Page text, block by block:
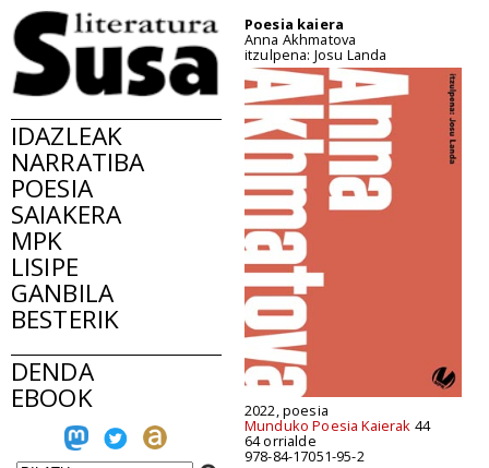
IDAZLEAK
NARRATIBA
POESIA
SAIAKERA
MPK
LISIPE
GANBILA
BESTERIK
DENDA
EBOOK
Poesia kaiera
Anna Akhmatova
itzulpena: Josu Landa
2022, poesia
Munduko Poesia Kaierak 44
64 orrialde
978-84-17051-95-2